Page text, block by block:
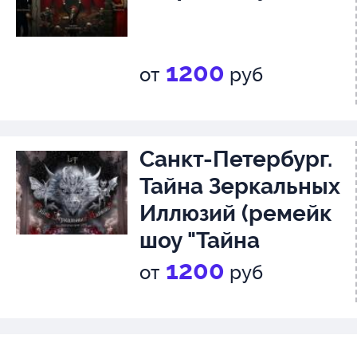
от 1200 руб
Санкт-Петербург.
Тайна Зеркальных
Иллюзий (ремейк
шоу "Тайна
Лунозавра")
от 1200 руб